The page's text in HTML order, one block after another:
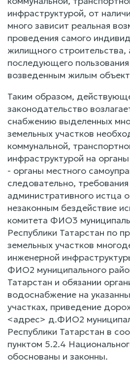
инфраструктурой, от
много зависит реальная
проведения самого
жилищного строительства,
последующего
возведенным жилым
Таким образом,
законодательство
снабжению выделенных
земельных участков
коммунальной,
инфраструктурой на
- органы местного
следовательно, требования
административного истца
незаконным бездействие
комитета ФИО3
Республики Татарстан по
земельных участков
инженерной
ФИО2 муниципального
Татарстан и обязании
водоснабжение на
участках, приведение
<адрес> д.ФИО2
Республики Татарстан в
пунктом 5.2.4
обоснованы и законны.